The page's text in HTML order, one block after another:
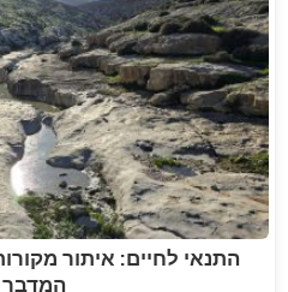
התנאי לחיים: איתור
המדבר